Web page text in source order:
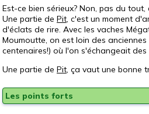
Est-ce bien sérieux? Non, pas du
Une partie de Pit, c'est un moment
d'éclats de rire. Avec les vaches
Moumoutte, on est loin des
centenaires!) où l'on s'échangeait des
Une partie de Pit, ça vaut une bonne
Les points forts